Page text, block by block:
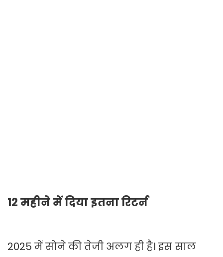
12 महीने में दिया इतना रिटर्न
2025 में सोने की तेजी अलग ही है। इस साल